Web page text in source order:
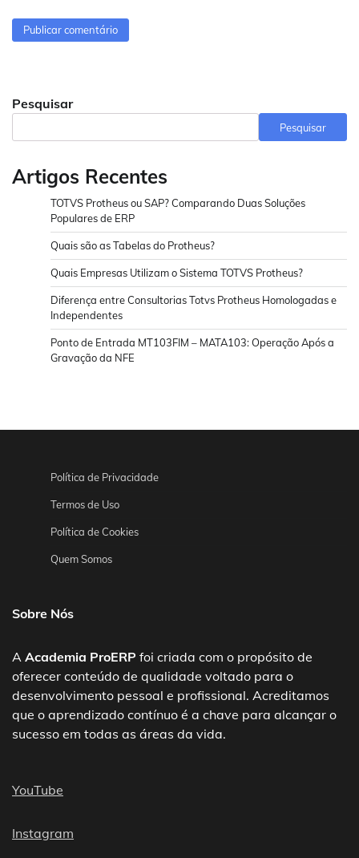
Pesquisar
Pesquisar
Artigos Recentes
TOTVS Protheus ou SAP? Comparando Duas Soluções
Populares de ERP
Quais são as Tabelas do Protheus?
Quais Empresas Utilizam o Sistema TOTVS Protheus?
Diferença entre Consultorias Totvs Protheus Homologadas e
Independentes
Ponto de Entrada MT103FIM – MATA103: Operação Após a
Gravação da NFE
Política de Privacidade
Termos de Uso
Política de Cookies
Quem Somos
Sobre Nós
A Academia ProERP foi criada com o propósito de
oferecer conteúdo de qualidade voltado para o
desenvolvimento pessoal e profissional. Acreditamos
que o aprendizado contínuo é a chave para alcançar o
sucesso em todas as áreas da vida.
YouTube
Instagram